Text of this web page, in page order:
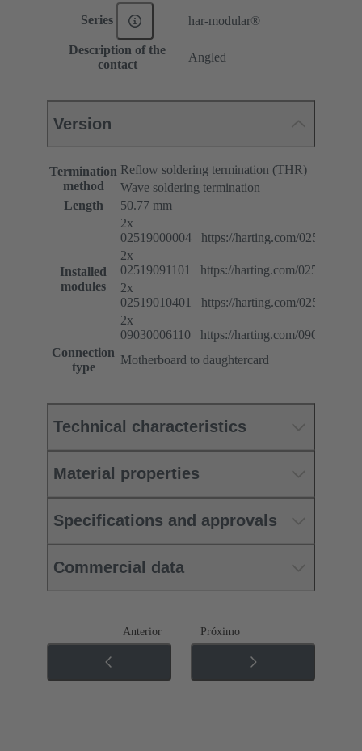
Series har-modular®
Description of the
contact
Angled
Version
Termination
method
Reflow soldering termination (THR)
Wave soldering termination
Length
50.77 mm
Installed
modules
2x
02519000004 https://harting.com/
2x
02519091101 https://harting.com/
2x
02519010401 https://harting.com/
2x
09030006110 https://harting.com/
Connection
type
Motherboard to daughtercard
Technical characteristics
Material properties
Specifications and approvals
Commercial data
Anterior Próximo